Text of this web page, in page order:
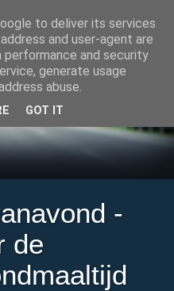
-
de
to deliver its services
and user-agent are
performance and security
generate usage
abuse.
GOT IT